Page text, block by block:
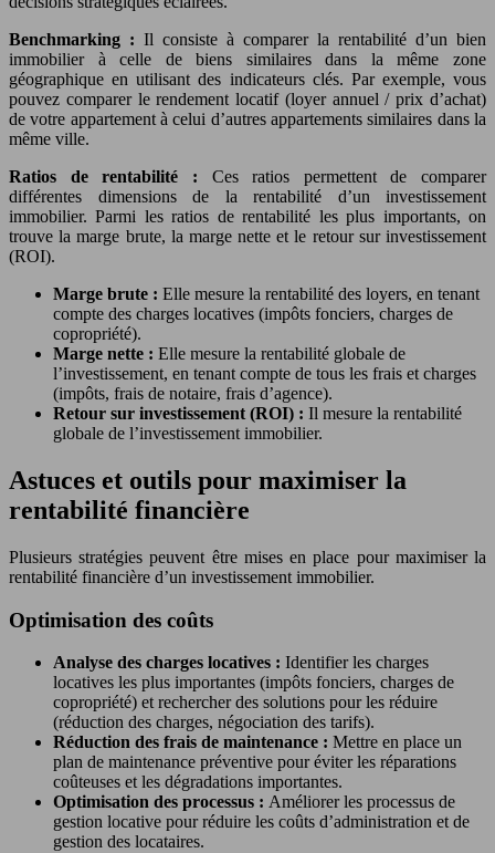
Benchmarking : Il consiste à comparer la rentabilité d’un bien
immobilier à celle de biens similaires dans la même zone
géographique en utilisant des indicateurs clés. Par exemple, vous
pouvez comparer le rendement locatif (loyer annuel / prix d’achat)
de votre appartement à celui d’autres appartements similaires dans la
même ville.
Ratios de rentabilité : Ces ratios permettent de comparer
différentes dimensions de la rentabilité d’un investissement
immobilier. Parmi les ratios de rentabilité les plus importants, on
trouve la marge brute, la marge nette et le retour sur investissement
(ROI).
Marge brute : Elle mesure la rentabilité des loyers, en tenant
compte des charges locatives (impôts fonciers, charges de
copropriété).
Marge nette : Elle mesure la rentabilité globale de
l’investissement, en tenant compte de tous les frais et charges
(impôts, frais de notaire, frais d’agence).
Retour sur investissement (ROI) : Il mesure la rentabilité
globale de l’investissement immobilier.
Astuces et outils pour maximiser la
rentabilité financière
Plusieurs stratégies peuvent être mises en place pour maximiser la
rentabilité financière d’un investissement immobilier.
Optimisation des coûts
Analyse des charges locatives : Identifier les charges
locatives les plus importantes (impôts fonciers, charges de
copropriété) et rechercher des solutions pour les réduire
(réduction des charges, négociation des tarifs).
Réduction des frais de maintenance : Mettre en place un
plan de maintenance préventive pour éviter les réparations
coûteuses et les dégradations importantes.
Optimisation des processus : Améliorer les processus de
gestion locative pour réduire les coûts d’administration et de
gestion des locataires.